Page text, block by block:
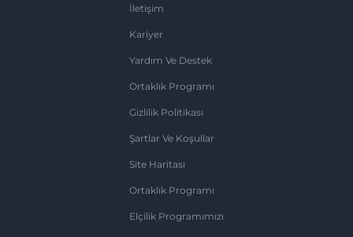
İletişim
Kariyer
Yardım Ve Destek
Ortaklık Programı
Gizlilik Politikası
Şartlar Ve Koşullar
Site Haritası
Ortaklık Programı
Elçilik Programımızı